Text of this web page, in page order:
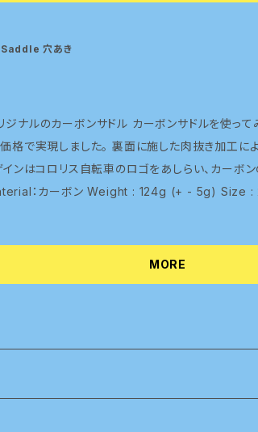
穴あき
ボンサドルを使ってみたい！でも価格が・・・という声に
格で実現しました。 裏面に施した肉抜き加工に
ンはコロリス自転車のロゴをあしらい、カーボンの色味
：カーボン Weight : 124g (+ - 5g) Size :
MORE